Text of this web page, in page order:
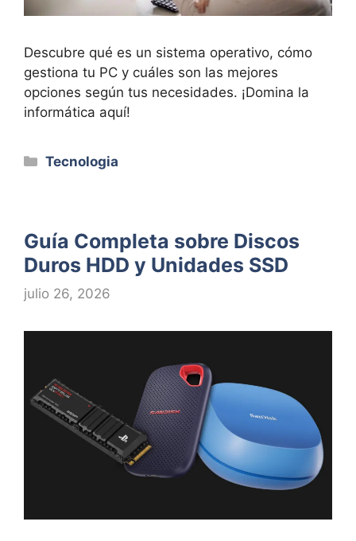
Descubre qué es un sistema operativo, cómo
gestiona tu PC y cuáles son las mejores
opciones según tus necesidades. ¡Domina la
informática aquí!
Categorías
Tecnologia
Guía Completa sobre Discos
Duros HDD y Unidades SSD
julio 26, 2026